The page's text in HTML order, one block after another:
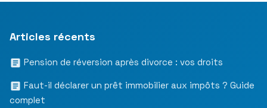
Articles récents
Pension de réversion après divorce : vos droits
Faut-il déclarer un prêt immobilier aux impôts ? Guide
complet